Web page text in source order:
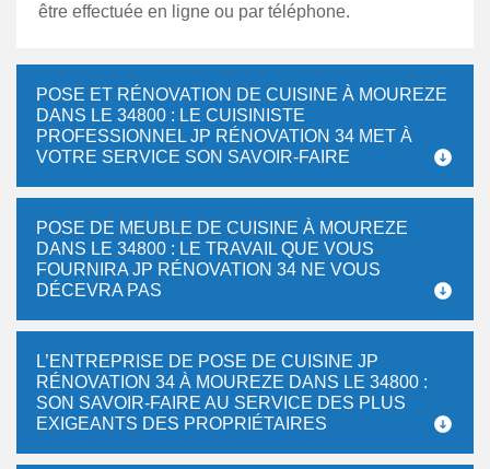
être effectuée en ligne ou par téléphone.
POSE ET RÉNOVATION DE CUISINE À MOUREZE
DANS LE 34800 : LE CUISINISTE
PROFESSIONNEL JP RÉNOVATION 34 MET À
VOTRE SERVICE SON SAVOIR-FAIRE
POSE DE MEUBLE DE CUISINE À MOUREZE
DANS LE 34800 : LE TRAVAIL QUE VOUS
FOURNIRA JP RÉNOVATION 34 NE VOUS
DÉCEVRA PAS
L’ENTREPRISE DE POSE DE CUISINE JP
RÉNOVATION 34 À MOUREZE DANS LE 34800 :
SON SAVOIR-FAIRE AU SERVICE DES PLUS
EXIGEANTS DES PROPRIÉTAIRES